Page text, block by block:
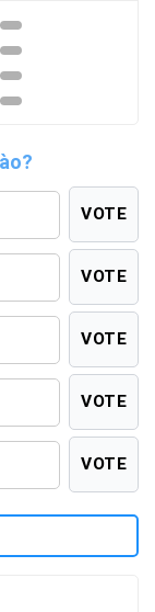
VOTE
VOTE
VOTE
VOTE
VOTE